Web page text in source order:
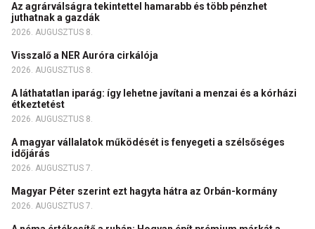
Az agrárválságra tekintettel hamarabb és több pénzhet
juthatnak a gazdák
2026. AUGUSZTUS 8.
Visszalő a NER Auróra cirkálója
2026. AUGUSZTUS 8.
A láthatatlan iparág: így lehetne javítani a menzai és a kórházi
étkeztetést
2026. AUGUSZTUS 8.
A magyar vállalatok működését is fenyegeti a szélsőséges
időjárás
2026. AUGUSZTUS 7.
Magyar Péter szerint ezt hagyta hátra az Orbán-kormány
2026. AUGUSZTUS 7.